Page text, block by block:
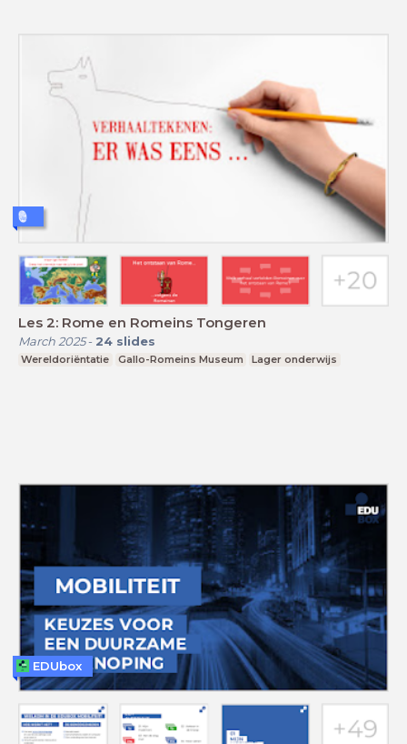
Les 2: Rome en Romeins Tongeren
March 2025- 24 slides
Wereldoriëntatie Gallo-Romeins Museum Lager onderwijs
EDUbox